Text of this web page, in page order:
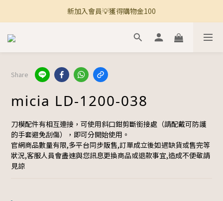
🚚 全館滿800免運 🚚
新加入會員💡獲得購物金100
🚚 全館滿800免運 🚚
Share
micia LD-1200-038
刀模配件有相互連接，可使用斜口鉗剪斷銜接處（請配戴可防護
的手套避免刮傷），即可分開始使用。
官網商品數量有限,多平台同步販售,訂單成立後如遇缺貨或售完等
狀況,客服人員會盡速與您訊息更換商品或退款事宜,造成不便敬請
見諒